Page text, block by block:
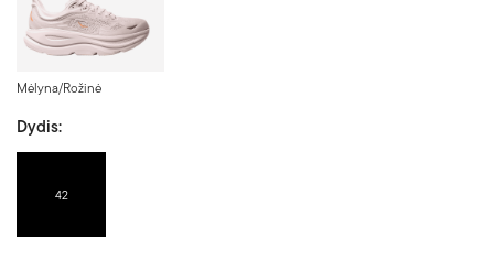
Mėlyna/Rožinė
Dydis:
42